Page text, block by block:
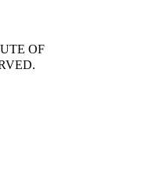
OF